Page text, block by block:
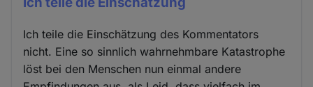
Ich teile die Einschätzung des Kommentators
nicht. Eine so sinnlich wahrnehmbare Katastrophe
löst bei den Menschen nun einmal andere